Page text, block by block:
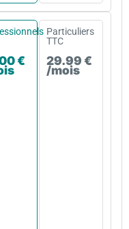
€
Particuliers
TTC
29.99 €
/mois